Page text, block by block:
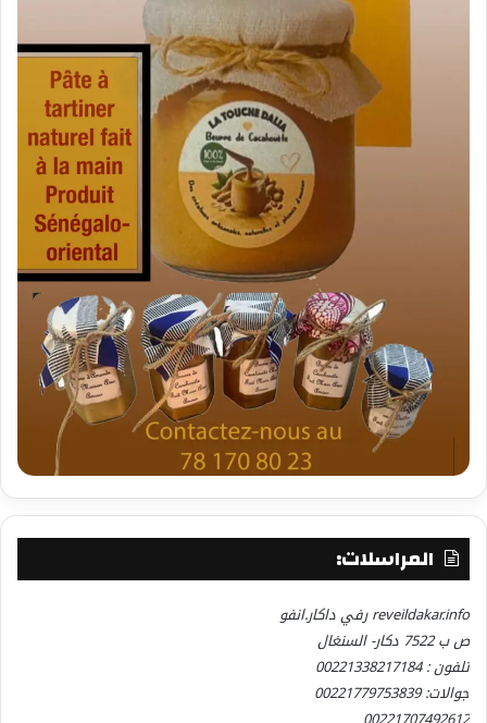
المراسلات:
reveildakar.info رفي داكار.انفو
ص ب 7522 دكار- السنغال
تلفون : 00221338217184
جوالات: 00221779753839